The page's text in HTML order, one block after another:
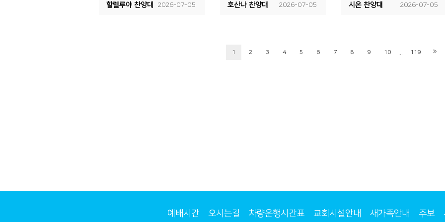
2026-07-05
할렐루야 찬양대 2026-07-05
호산나 찬양대 2026-07-05
시온 찬양대
1 2 3 4 5 6 7 8 9 10 119
예배시간 오시는길 차량운행시간표 교회시설안내 새가족안내 주보